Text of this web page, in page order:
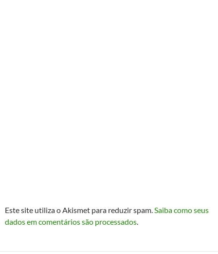
Este site utiliza o Akismet para reduzir spam.Saiba como seus
dados em comentários são processados.